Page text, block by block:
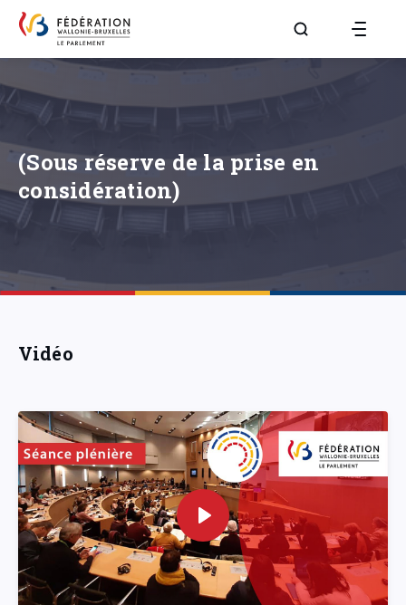
Aller à la page
(Sous réserve de la prise en
considération)
Vidéo